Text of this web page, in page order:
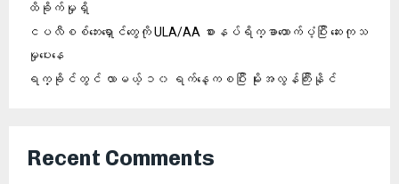
ထိခိုက်မှုရှိ
ငပလီစစ်ဘေးရှောင်တွေကို ULA/AA စားနပ်ရိက္ခာထောက်ပံ့ပြီး ဆေးကုသ
မှုပေးနေ
ရက္ခိုင်တွင် လာမယ့် ၁၀ ရက်နေ့ကစပြီး မိုးအလွန်ကြီးနိုင်
Recent Comments